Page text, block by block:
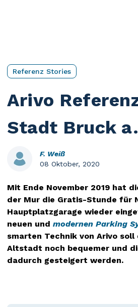
Referenz Stories
Arivo
Stadt Bruck
F. Weiß
08 Oktober, 2020
Mit Ende November 2019 hat
der Mur die Gratis-Stunde für
Hauptplatzgarage wieder
neuen und modernen Parking
smarten Technik von Arivo soll
Altstadt noch bequemer und
dadurch gesteigert werden.